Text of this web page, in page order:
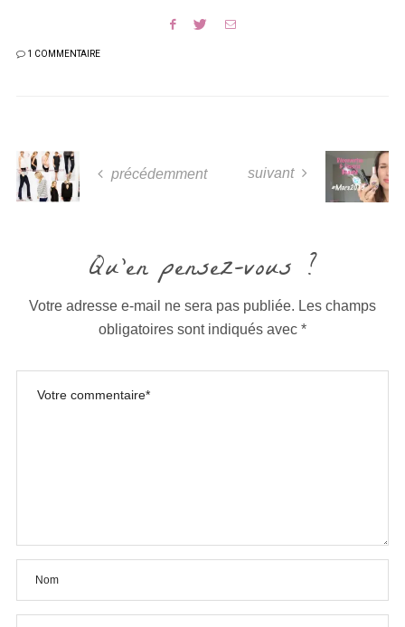
1 COMMENTAIRE
précédemment suivant
Qu'en pensez-vous ?
Votre adresse e-mail ne sera pas publiée. Les champs
obligatoires sont indiqués avec *